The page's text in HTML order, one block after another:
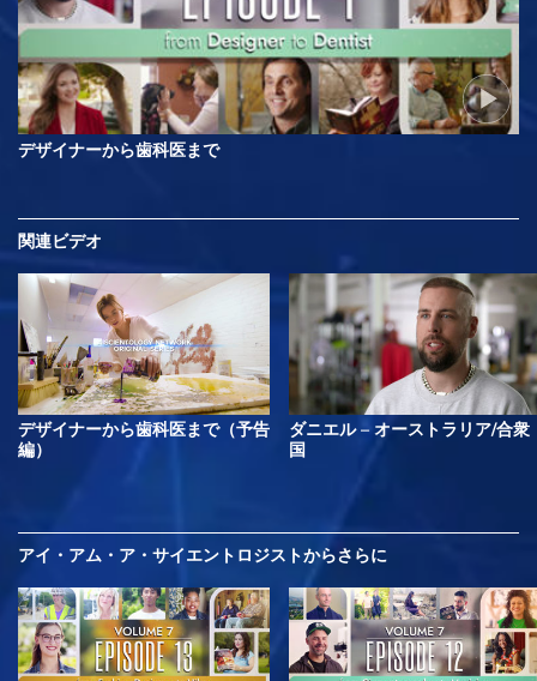
デザイナーから歯科医まで
関連ビデオ
デザイナーから歯科医まで（予告
編）
ダニエル – オーストラリア/合衆
国
アイ・アム・ア・サイエントロジストからさらに